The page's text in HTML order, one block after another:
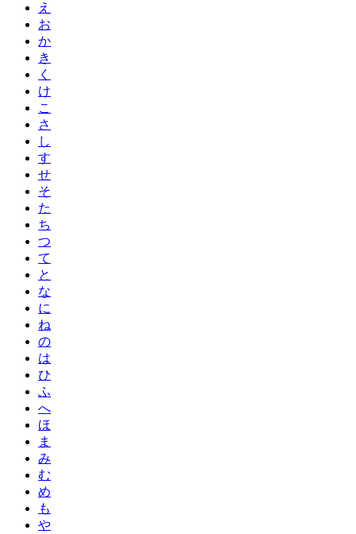
え
お
か
き
く
け
こ
さ
し
す
せ
そ
た
ち
つ
て
と
な
に
ね
の
は
ひ
ふ
へ
ほ
ま
み
む
め
も
や